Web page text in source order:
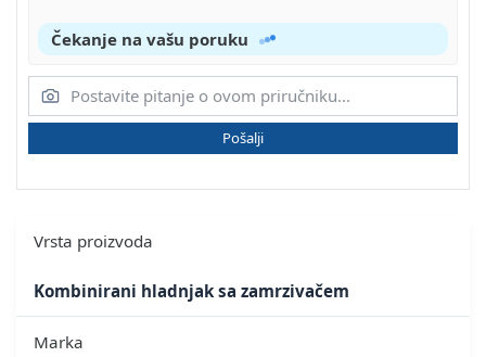
Čekanje na vašu poruku
Pošalji
Vrsta proizvoda
Kombinirani hladnjak sa zamrzivačem
Marka